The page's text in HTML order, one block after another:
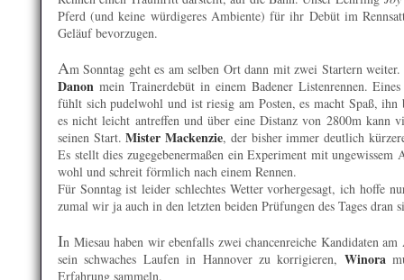
Pferd (und keine würdigeres Ambiente) für ihr Debüt im
Geläuf bevorzugen.
Am Sonntag geht es am selben Ort dann mit zwei Startern
Danon mein Trainerdebüt in einem Badener Listenrennen.
fühlt sich pudelwohl und ist riesig am Posten, es macht Spaß,
es nicht leicht antreffen und über eine Distanz von 2800m kann
seinen Start.Mister Mackenzie, der bisher immer deutlich
Es stellt dies zugegebenermaßen ein Experiment mit
wohl und schreit förmlich nach einem Rennen.
Für Sonntag ist leider schlechtes Wetter vorhergesagt, ich hoffe
zumal wir ja auch in den letzten beiden Prüfungen des Tages dran
In Miesau haben wir ebenfalls zwei chancenreiche Kandidaten
sein schwaches Laufen in Hannover zu korrigieren, Winora
Erfahrung sammeln.